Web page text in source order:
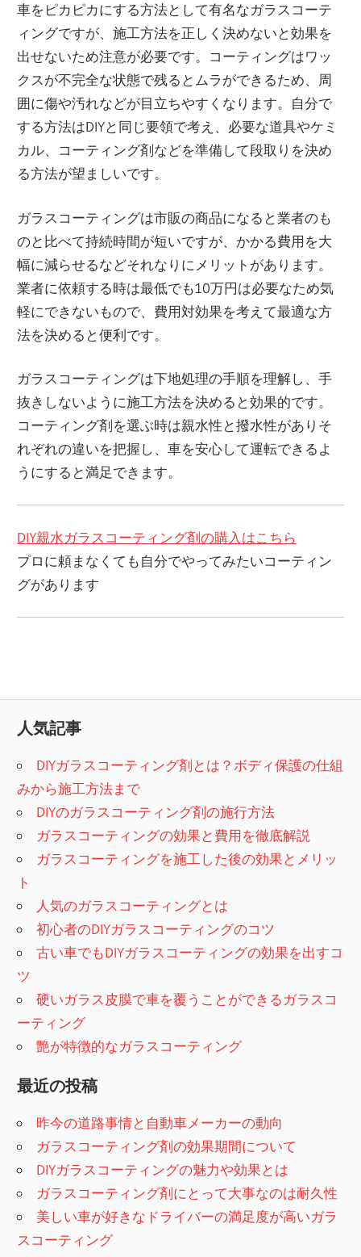
車をピカピカにする方法として有名なガラスコーテ
ィングですが、施工方法を正しく決めないと効果を
出せないため注意が必要です。コーティングはワッ
クスが不完全な状態で残るとムラができるため、周
囲に傷や汚れなどが目立ちやすくなります。自分で
する方法はDIYと同じ要領で考え、必要な道具やケミ
カル、コーティング剤などを準備して段取りを決め
る方法が望ましいです。
ガラスコーティングは市販の商品になると業者のも
のと比べて持続時間が短いですが、かかる費用を大
幅に減らせるなどそれなりにメリットがあります。
業者に依頼する時は最低でも10万円は必要なため気
軽にできないもので、費用対効果を考えて最適な方
法を決めると便利です。
ガラスコーティングは下地処理の手順を理解し、手
抜きしないように施工方法を決めると効果的です。
コーティング剤を選ぶ時は親水性と撥水性がありそ
れぞれの違いを把握し、車を安心して運転できるよ
うにすると満足できます。
DIY親水ガラスコーティング剤の購入はこちら
プロに頼まなくても自分でやってみたいコーティン
グがあります
人気記事
DIYガラスコーティング剤とは？ボディ保護の仕組
みから施工方法まで
DIYのガラスコーティング剤の施行方法
ガラスコーティングの効果と費用を徹底解説
ガラスコーティングを施工した後の効果とメリッ
ト
人気のガラスコーティングとは
初心者のDIYガラスコーティングのコツ
古い車でもDIYガラスコーティングの効果を出すコ
ツ
硬いガラス皮膜で車を覆うことができるガラスコ
ーティング
艶が特徴的なガラスコーティング
最近の投稿
昨今の道路事情と自動車メーカーの動向
ガラスコーティング剤の効果期間について
DIYガラスコーティングの魅力や効果とは
ガラスコーティング剤にとって大事なのは耐久性
美しい車が好きなドライバーの満足度が高いガラ
スコーティング